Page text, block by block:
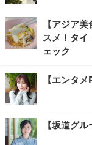
【アジア
スメ！タ
ェック
【エンタ
【坂道グ